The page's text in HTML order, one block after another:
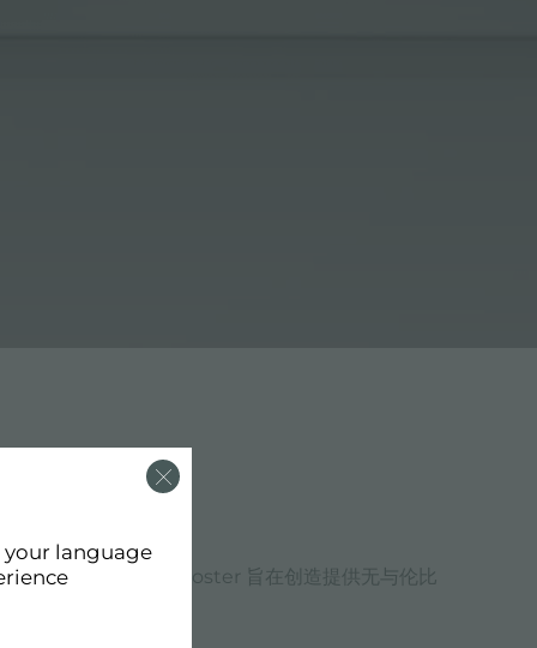
值观和设计选择。Foster 旨在创造提供无与伦比
your language